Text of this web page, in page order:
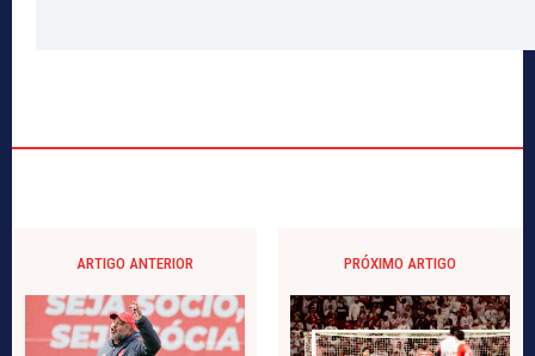
ARTIGO ANTERIOR PRÓXIMO ARTIGO